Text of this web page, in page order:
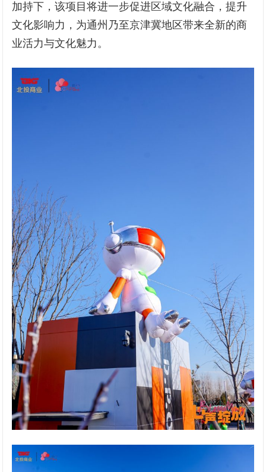
加持下，该项目将进一步促进区域文化融合，提升
文化影响力，为通州乃至京津冀地区带来全新的商
业活力与文化魅力。